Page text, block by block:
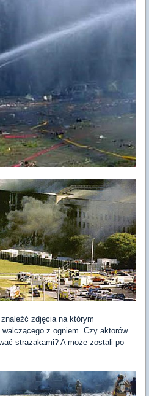
zdjęcia na którym
z ogniem. Czy aktorów
strażakami? A może zostali po